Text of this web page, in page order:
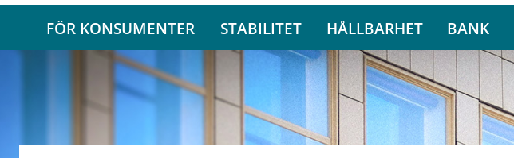
FÖR KONSUMENTER STABILITET HÅLLBARHET BANK